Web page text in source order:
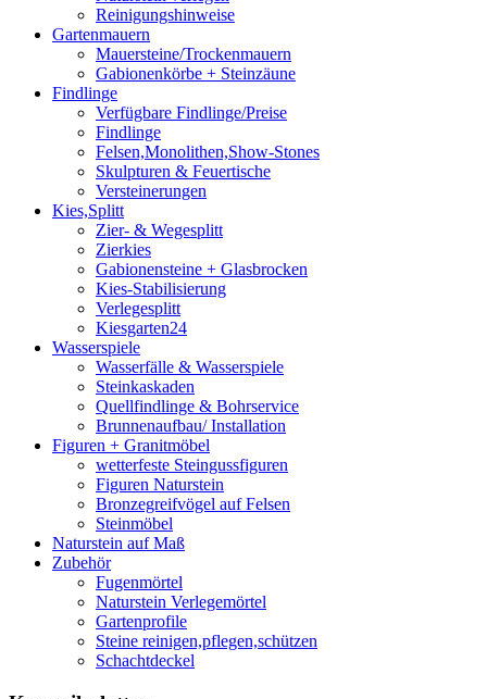
Reinigungshinweise
Gartenmauern
Mauersteine/Trockenmauern
Gabionenkörbe + Steinzäune
Findlinge
Verfügbare Findlinge/Preise
Findlinge
Felsen,Monolithen,Show-Stones
Skulpturen & Feuertische
Versteinerungen
Kies,Splitt
Zier- & Wegesplitt
Zierkies
Gabionensteine + Glasbrocken
Kies-Stabilisierung
Verlegesplitt
Kiesgarten24
Wasserspiele
Wasserfälle & Wasserspiele
Steinkaskaden
Quellfindlinge & Bohrservice
Brunnenaufbau/ Installation
Figuren + Granitmöbel
wetterfeste Steingussfiguren
Figuren Naturstein
Bronzegreifvögel auf Felsen
Steinmöbel
Naturstein auf Maß
Zubehör
Fugenmörtel
Naturstein Verlegemörtel
Gartenprofile
Steine reinigen,pflegen,schützen
Schachtdeckel